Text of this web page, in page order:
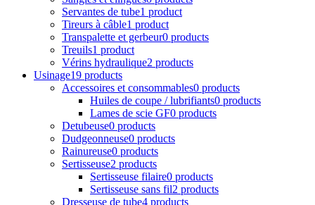
Servantes de tube1 product
Tireurs à câble1 product
Transpalette et gerbeur0 products
Treuils1 product
Vérins hydraulique2 products
Usinage19 products
Accessoires et consommables0 products
Huiles de coupe / lubrifiants0 products
Lames de scie GF0 products
Detubeuse0 products
Dudgeonneuse0 products
Rainureuse0 products
Sertisseuse2 products
Sertisseuse filaire0 products
Sertisseuse sans fil2 products
Dresseuse de tube4 products